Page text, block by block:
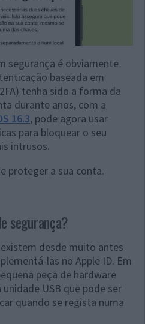
segurança é obviamente
baseada em
tenha sido a forma da
durante anos, com a
16.3, pode agora usar
para bloquear o seu
intrusos.
proteger a sua conta.
segurança?
desde muito antes
las no Apple ID. Em
peça de hardware
USB que pode ser
quando se regista numa